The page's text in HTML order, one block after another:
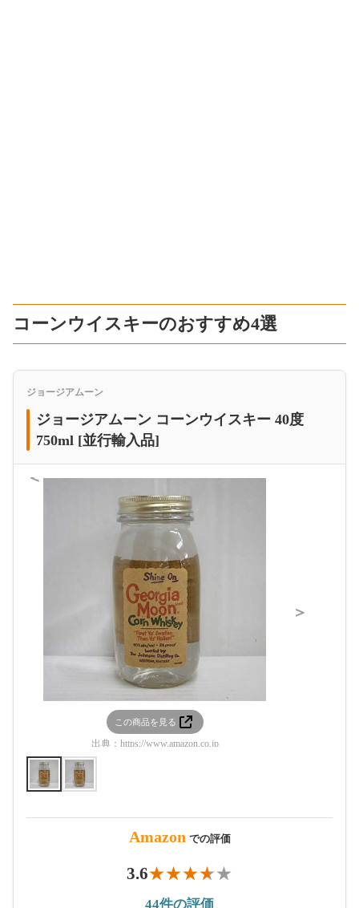
コーンウイスキーのおすすめ4選
ジョージアムーン
ジョージアムーン コーンウイスキー 40度
750ml [並行輸入品]
＜
この商品を見る
出典： https://www.amazon.co.jp
＞
Amazon での評価
3.6
44件の評価